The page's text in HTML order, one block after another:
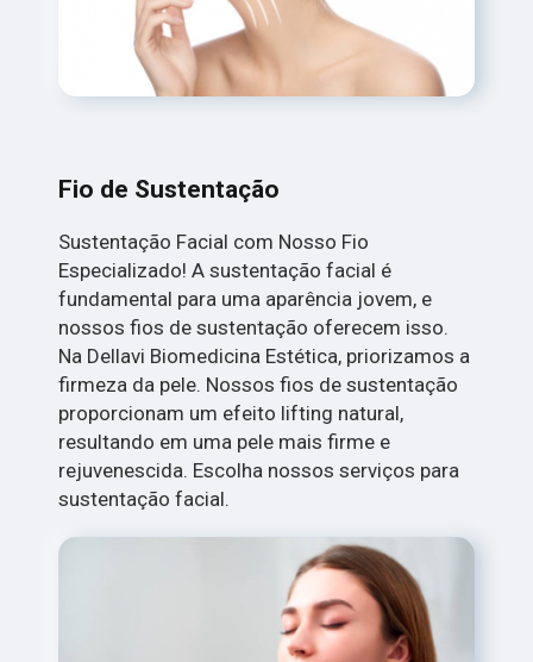
Fio de Sustentação
Sustentação Facial com Nosso Fio
Especializado! A sustentação facial é
fundamental para uma aparência jovem, e
nossos fios de sustentação oferecem isso.
Na Dellavi Biomedicina Estética, priorizamos a
firmeza da pele. Nossos fios de sustentação
proporcionam um efeito lifting natural,
resultando em uma pele mais firme e
rejuvenescida. Escolha nossos serviços para
sustentação facial.